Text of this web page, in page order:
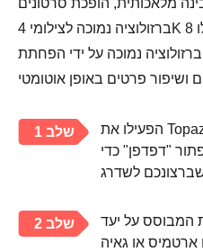
מלאכותית, הופכת סרטונים
ברזולוציה נמוכה לצילומי 4K או אפילו 8K באיכות גבוהה.
נמוכה על ידי הפחתת
שלב 1
הפעילו את Topaz Video AI בשולחן העבודה
"דפדפן" כדי
שלב 2
המבוסס על יעד